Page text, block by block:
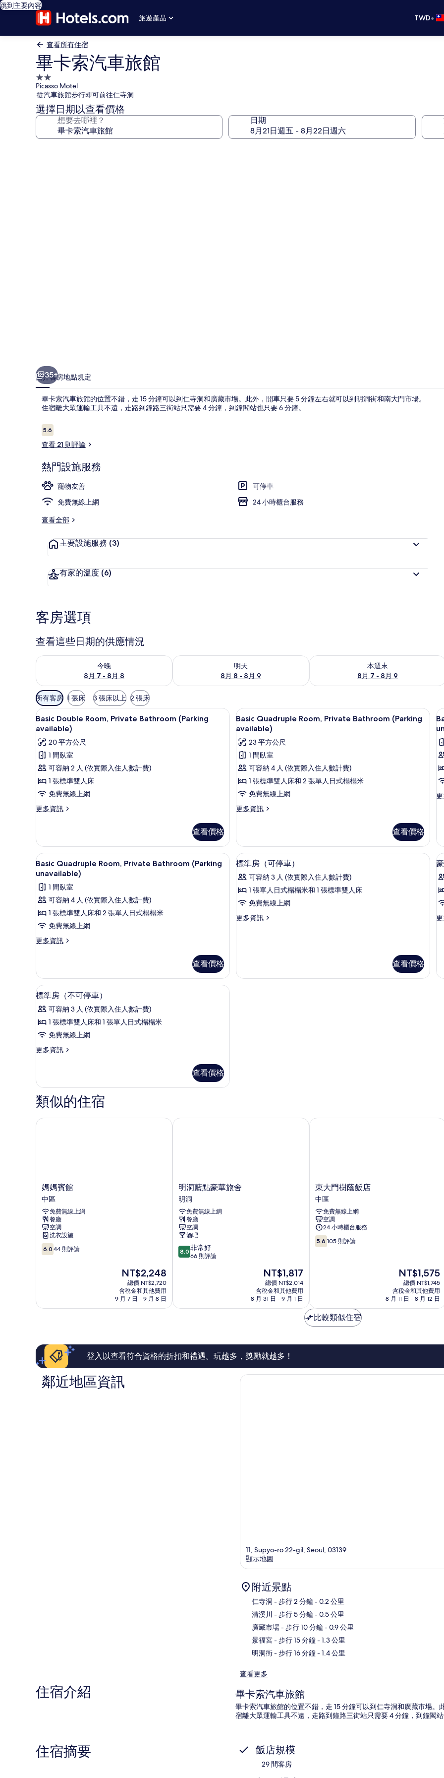
跳到主要內容
旅遊產品
TWD•
查看所有住宿
畢卡索汽車旅館
2.0
星
級
住
宿
Picasso Motel
從汽車旅館步行即可前往仁寺洞
選擇日期以查看價格
想要去哪裡？ 日期
35+
簡介客房地點規定
畢卡索汽車旅館的位置不錯，走 15 分鐘可以到仁寺洞和廣藏市場。此外，開車只要 5 分鐘左右就可以到明洞街和南大門市場。
住宿離大眾運輸工具不遠，走路到鐘路三街站只需要 4 分鐘，到鐘閣站也只要 6 分鐘。
評
論
5.65.6 分，滿分 10 分，
查看 21 則評論
熱門設施服務
寵物友善
可停車
免費無線上網
24 小時櫃台服務
查看全部
主要設施服務 (3)
有家的溫度 (6)
客房選項
查看這些日期的供應情況
今晚
8月 7 - 8月 8
查看今晚 (8月 7 - 8月 8) 的供應情況
明天
8月 8 - 8月 9
查看明天 (8月 8 - 8月 9) 的供應情況
本週末
8月 7 - 8月 9
查看本週末 (8月 7 - 8月 9) 的供應情況
可
用
的
客
房
篩
選
條
件
所有客房 1 張床 3 張床以上 2 張床
顯
示
Basic
Double
Room,
Private
Bathroom
(Parking
available)
有
相
片
11
Basic Double Room, Private Bathroom (Parking
available)
20 平方公尺
1 間臥室
可容納 2 人 (依實際入住人數計費)
1 張標準雙人床
免費無線上網
更多資訊
更
Room,
Private
Bathroom
(Parking
的
詳
查看價格
顯
示
Basic
Quadruple
Room,
Private
Bathroom
(Parking
available)
有
相
片
18
Basic Quadruple Room, Private Bathroom (Parking
available)
23 平方公尺
1 間臥室
可容納 4 人 (依實際入住人數計費)
1 張標準雙人床和 2 張單人日式榻榻米
免費無線上網
更多資訊
更
Room,
Private
Bathroom
available)
的
情
查看價格
顯
示
更
的
情
顯
示
Basic
Quadruple
Room,
Private
Bathroom
(Parking
所
有
相
片
1
Basic Quadruple Room, Private Bathroom (Parking
unavailable)
1 間臥室
可容納 4 人 (依實際入住人數計費)
1 張標準雙人床和 2 張單人日式榻榻米
免費無線上網
更多資訊
更
Room,
Private
Bathroom
unavailable)
的
情
查看價格
顯
示
標
準
（可
所
12
標準房（可停車）
可容納 3 人 (依實際入住人數計費)
1 張單人日式榻榻米和 1 張標準雙人床
免費無線上網
更多資訊
更
停
車）
查看價格
豪
的
更
（
停
顯
示
標
準
（不
停
車）
的
所
12
標準房（不可停車）
可容納 3 人 (依實際入住人數計費)
1 張標準雙人床和 1 張單人日式榻榻米
免費無線上網
更多資訊
更
房
（不
可
停
車）
查看價格
類似的住宿
媽
媽
賓
館
中
區
媽媽賓館
中區
免費無線上網
餐廳
空調
洗衣設施
6.0
分，
評
6.0 44 則評論
現
在
價
格
為
NT$2,248
總價 NT$2,720
含稅金和其他費用
9 月 7 日 - 9 月 8 日
媽媽賓館
明
洞
藍
點
豪
華
旅
舍
明
明洞藍點豪華旅舍
明洞
免費無線上網
餐廳
空調
酒吧
8.0
分，
常
評
論
8.0 非常好
66 則評論
現
在
價
格
為
NT$1,817
總價 NT$2,014
含稅金和其他費用
8 月 31 日 - 9 月 1 日
明洞藍點豪華旅舍
東
大
門
樹
蔭
飯
店
中
東大門樹蔭飯店
中區
免費無線上網
空調
24 小時櫃台服務
5.6
分，
論
5.6 105 則評論
現
在
價
格
為
NT$1,575
總價 NT$1,745
含稅金和其他費用
8 月 11 日 - 8 月 12 日
東大門樹蔭飯店
比較類似住宿
登入以查看符合資格的折扣和禮遇。玩越多，獎勵就越多！
鄰近地區資訊
11, Supyo-ro 22-gil, Seoul, 03139
顯示地圖
附近景點
仁寺洞 - 步行 2 分鐘- 0.2 公里
清溪川 - 步行 5 分鐘- 0.5 公里
廣藏市場- 步行 10 分鐘- 0.9 公里
景福宮- 步行 15 分鐘- 1.3 公里
明洞街- 步行 16 分鐘- 1.4 公里
查看更多
住宿介紹 畢卡索汽車旅館
畢卡索汽車旅館的位置不錯，走 15 分鐘可以到仁寺洞和廣藏市場
宿離大眾運輸工具不遠，走路到鐘路三街站只需要 4 分鐘，到鐘閣站
住宿摘要 飯店規模
29 間客房